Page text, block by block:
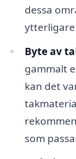
dessa
ytterligare
Byte av
gammalt
kan det
som